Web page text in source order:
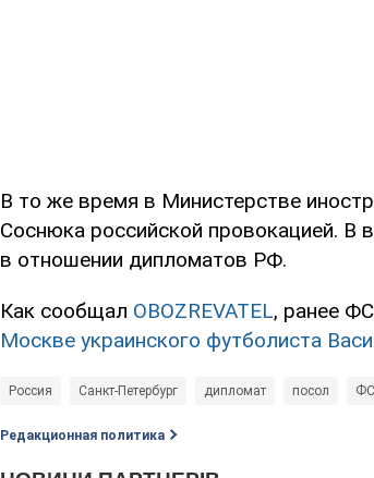
В то же время в Министерстве
Соснюка российской провокацией. В
в отношении дипломатов РФ.
Как сообщал OBOZREVATEL, ранее
Москве украинского футболиста
Россия Санкт-Петербург дипломат посол
Редакционная политика